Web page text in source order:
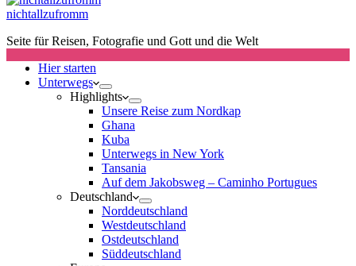
nichtallzufromm
Seite für Reisen, Fotografie und Gott und die Welt
Hier starten
Unterwegs
Highlights
Unsere Reise zum Nordkap
Ghana
Kuba
Unterwegs in New York
Tansania
Auf dem Jakobsweg – Caminho Portugues
Deutschland
Norddeutschland
Westdeutschland
Ostdeutschland
Süddeutschland